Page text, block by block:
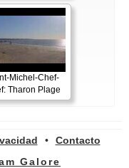
Michel-Chef-
Tharon Plage
•
Contacto
Galore